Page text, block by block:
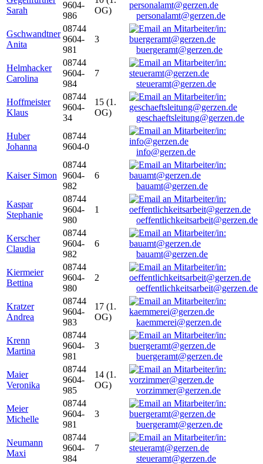
Sarah
9604-
986
OG)
personalamt@gerzen.de
Gschwandtner
Anita
08744
9604-
981
3
buergeramt@gerzen.de
Helmhacker
Carolina
08744
9604-
984
7
steueramt@gerzen.de
Hoffmeister
Klaus
08744
9604-
34
15 (1.
OG)
geschaeftsleitung@gerzen.de
Huber
Johanna
08744
9604-0
info@gerzen.de
Kaiser Simon
08744
9604-
982
6
bauamt@gerzen.de
Kaspar
Stephanie
08744
9604-
980
1
oeffentlichkeitsarbeit@gerzen.de
Kerscher
Claudia
08744
9604-
982
6
bauamt@gerzen.de
Kiermeier
Bettina
08744
9604-
980
2
oeffentlichkeitsarbeit@gerzen.de
Kratzer
Andrea
08744
9604-
983
17 (1.
OG)
kaemmerei@gerzen.de
Krenn
Martina
08744
9604-
981
3
buergeramt@gerzen.de
Maier
Veronika
08744
9604-
985
14 (1.
OG)
vorzimmer@gerzen.de
Meier
Michelle
08744
9604-
981
3
buergeramt@gerzen.de
Neumann
Maxi
08744
9604-
984
7
steueramt@gerzen.de